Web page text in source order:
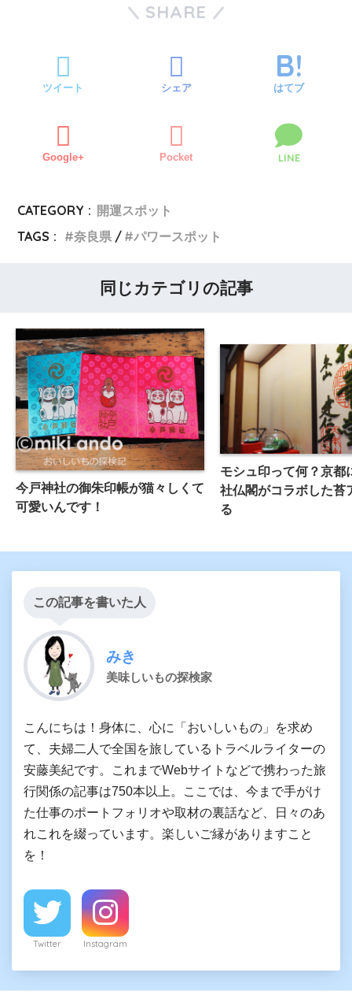
SHARE
ツイート シェア はてブ
Google+ Pocket LINE
CATEGORY : 開運スポット
TAGS :
奈良県 パワースポット
同じカテゴリの記事
今戸神社の御朱印帳が猫々しくて
可愛いんです！
モシュ印って何？京都
社仏閣がコラボした苔
る
この記事を書いた人
みき
美味しいもの探検家
こんにちは！身体に、心に「おいしいもの」を求め
て、夫婦二人で全国を旅しているトラベルライターの
安藤美紀です。これまでWebサイトなどで携わった旅
行関係の記事は750本以上。ここでは、今まで手がけ
た仕事のポートフォリオや取材の裏話など、日々のあ
れこれを綴っています。楽しいご縁がありますこと
を！
Twitter Instagram